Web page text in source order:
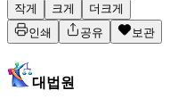
작게
크게
더크게
인쇄
공유 보관
대법원